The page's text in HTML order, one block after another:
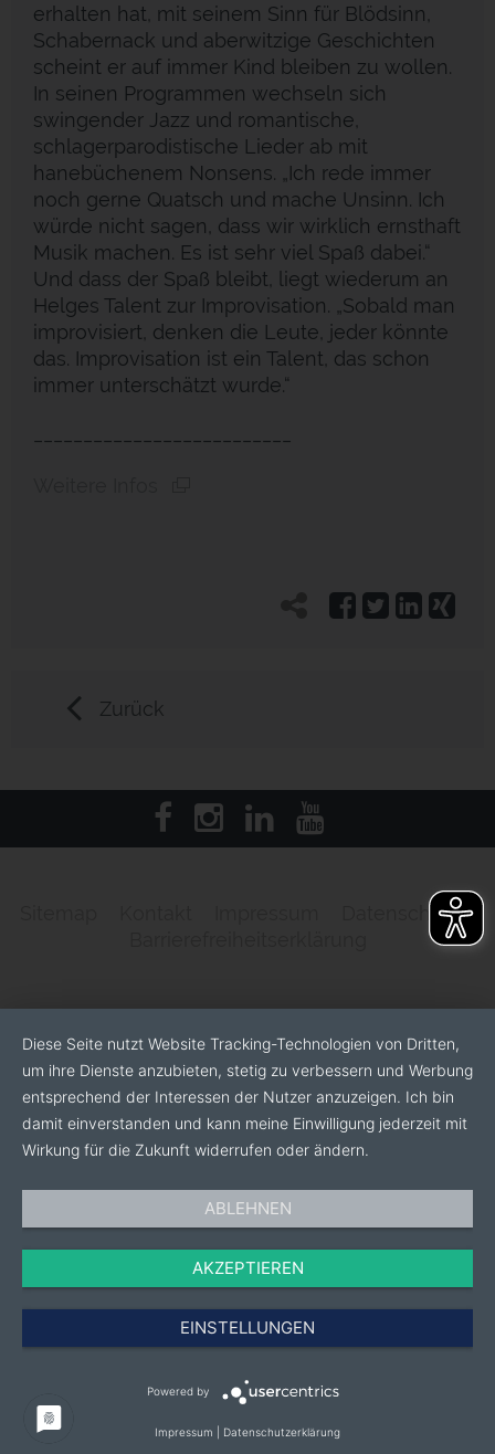
erhalten hat, mit seinem Sinn für Blödsinn,
Schabernack und aberwitzige Geschichten
scheint er auf immer Kind bleiben zu wollen.
In seinen Programmen wechseln sich
swingender Jazz und romantische,
schlagerparodistische Lieder ab mit
hanebüchenem Nonsens. „Ich rede immer
noch gerne Quatsch und mache Unsinn. Ich
würde nicht sagen, dass wir wirklich ernsthaft
Musik machen. Es ist sehr viel Spaß dabei.“
Und dass der Spaß bleibt, liegt wiederum an
Helges Talent zur Improvisation. „Sobald man
improvisiert, denken die Leute, jeder könnte
das. Improvisation ist ein Talent, das schon
immer unterschätzt wurde.“
Zurück
Datenschutz
Diese Seite nutzt Website Tracking-Technologien von Dritten,
um ihre Dienste anzubieten, stetig zu verbessern und Werbung
entsprechend der Interessen der Nutzer anzuzeigen. Ich bin
damit einverstanden und kann meine Einwilligung jederzeit mit
Wirkung für die Zukunft widerrufen oder ändern.
ABLEHNEN
AKZEPTIEREN
EINSTELLUNGEN
Powered by
Impressum Datenschutzerklärung